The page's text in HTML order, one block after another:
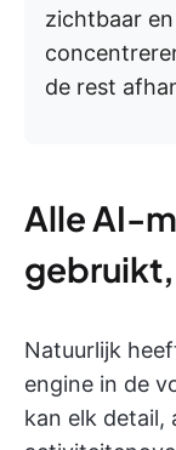
zichtbaar
de rest
Alle AI-
Natuurlijk
engine in de
kan elk detail,